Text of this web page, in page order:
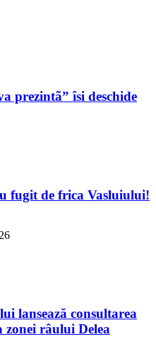
prezintã” îsi deschide
fugit de frica Vasluiului!
lansează consultarea
râului Delea